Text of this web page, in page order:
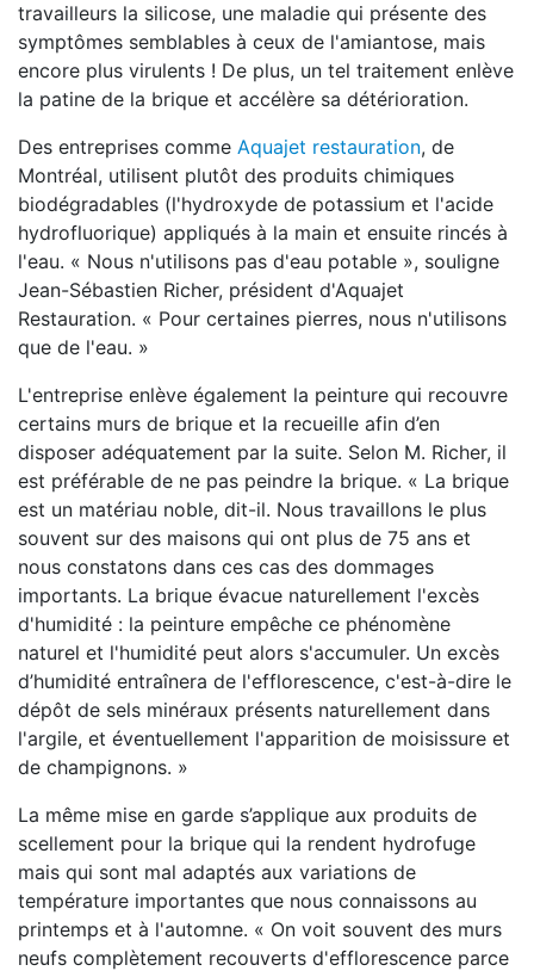
travailleurs la silicose, une maladie qui présente des
symptômes semblables à ceux de l'amiantose, mais
encore plus virulents ! De plus, un tel traitement enlève
la patine de la brique et accélère sa détérioration.
Des entreprises comme Aquajet restauration, de
Montréal, utilisent plutôt des produits chimiques
biodégradables (l'hydroxyde de potassium et l'acide
hydrofluorique) appliqués à la main et ensuite rincés à
l'eau. « Nous n'utilisons pas d'eau potable », souligne
Jean-Sébastien Richer, président d'Aquajet
Restauration. « Pour certaines pierres, nous n'utilisons
que de l'eau. »
L'entreprise enlève également la peinture qui recouvre
certains murs de brique et la recueille afin d’en
disposer adéquatement par la suite. Selon M. Richer, il
est préférable de ne pas peindre la brique. « La brique
est un matériau noble, dit-il. Nous travaillons le plus
souvent sur des maisons qui ont plus de 75 ans et
nous constatons dans ces cas des dommages
importants. La brique évacue naturellement l'excès
d'humidité : la peinture empêche ce phénomène
naturel et l'humidité peut alors s'accumuler. Un excès
d’humidité entraînera de l'efflorescence, c'est-à-dire le
dépôt de sels minéraux présents naturellement dans
l'argile, et éventuellement l'apparition de moisissure et
de champignons. »
La même mise en garde s’applique aux produits de
scellement pour la brique qui la rendent hydrofuge
mais qui sont mal adaptés aux variations de
température importantes que nous connaissons au
printemps et à l'automne. « On voit souvent des murs
neufs complètement recouverts d'efflorescence parce